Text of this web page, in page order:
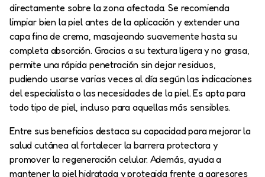
directamente sobre la zona afectada. Se recomienda
limpiar bien la piel antes de la aplicación y extender una
capa fina de crema, masajeando suavemente hasta su
completa absorción. Gracias a su textura ligera y no grasa,
permite una rápida penetración sin dejar residuos,
pudiendo usarse varias veces al día según las indicaciones
del especialista o las necesidades de la piel. Es apta para
todo tipo de piel, incluso para aquellas más sensibles.
Entre sus beneficios destaca su capacidad para mejorar la
salud cutánea al fortalecer la barrera protectora y
promover la regeneración celular. Además, ayuda a
mantener la piel hidratada y protegida frente a agresores